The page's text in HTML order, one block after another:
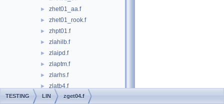
► zhet01_aa.f
► zhet01_rook.f
► zhpt01.f
► zlahilb.f
► zlaipd.f
► zlaptm.f
► zlarhs.f
► zlatb4.f
► zlatb5.f
TESTING LIN zget04.f